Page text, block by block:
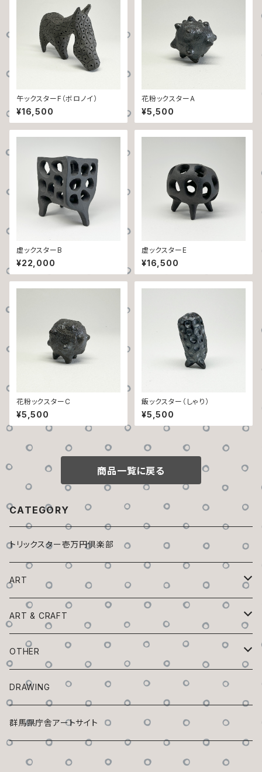
午ックスターF（ボロノイ）
¥16,500
花粉ックスターA
¥5,500
虚ックスターB
¥22,000
虚ックスターE
¥16,500
花粉ックスターC
¥5,500
飯ックスター（しゃり）
¥5,500
商品一覧に戻る
CATEGORY
トリックスター壱万円倶楽部
ART
トリックスター百鬼夜行
チビックスター
フチックスター
座リックスター
座リックスター
正座ックスター
ART & CRAFT
植木鉢ックスター
狭間の森
蚊取リックスター
花器ックスター
アクセサリックスター
OTHER
ZINE「Trickster」
マスキングテープ
トリックスターシール
DRAWING
群馬県庁舎アートサイト